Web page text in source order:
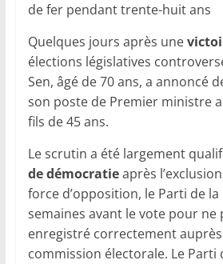
de fer pendant trente-huit ans
Quelques jours après une
élections législatives
Sen, âgé de 70 ans, a annoncé
son poste de Premier ministre
fils de 45 ans.
Le scrutin a été largement
de démocratieaprès
force d’opposition, le Parti de
semaines avant le vote pour ne
enregistré correctement
commission électorale. Le Parti